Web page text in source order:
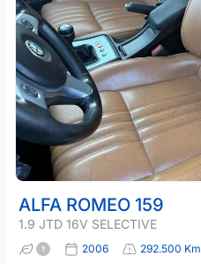
ALFA ROMEO 159
1.9 JTD 16V SELECTIVE
2006 292.500 Km